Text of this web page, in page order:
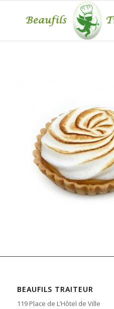
BEAUFILS TRAITEUR
119 Place de L’Hôtel de Ville